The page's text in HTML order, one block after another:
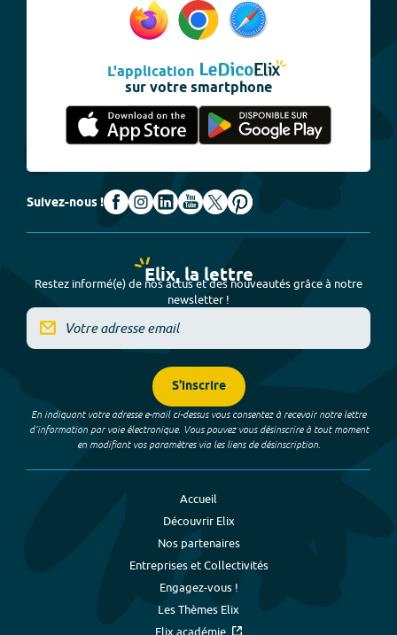
L'application
sur votre smartphone
Suivez-nous !
Elix, la lettre
Restez informé(e) de nos actus et des nouveautés grâce à notre
newsletter !
S'inscrire
En indiquant votre adresse e-mail ci-dessus vous consentez à recevoir notre lettre
d’information par voie électronique. Vous pouvez vous désinscrire à tout moment
en modifiant vos paramètres via les liens de désinscription.
Accueil
Découvrir Elix
Nos partenaires
Entreprises et Collectivités
Engagez-vous !
Les Thèmes Elix
Elix académie